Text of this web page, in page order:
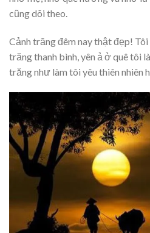
cũng dõi theo.
Cảnh trăng đêm nay thật đẹp!
trăng thanh bình, yên ả ở quê tôi
trăng như làm tôi yêu thiên nhiên